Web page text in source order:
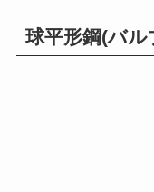
球平形鋼(バ